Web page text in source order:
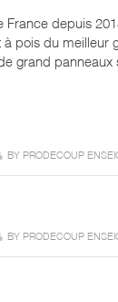
France depuis
pois du meilleur
grand panneaux
BY PRODECOUP
BY PRODECOUP